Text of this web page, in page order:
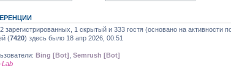
зарегистрированных, 1 скрытый и 333 гостя (основано на активности
(7420) здесь было 18 апр 2026, 00:51
Bing [Bot] Semrush [Bot]
Lab